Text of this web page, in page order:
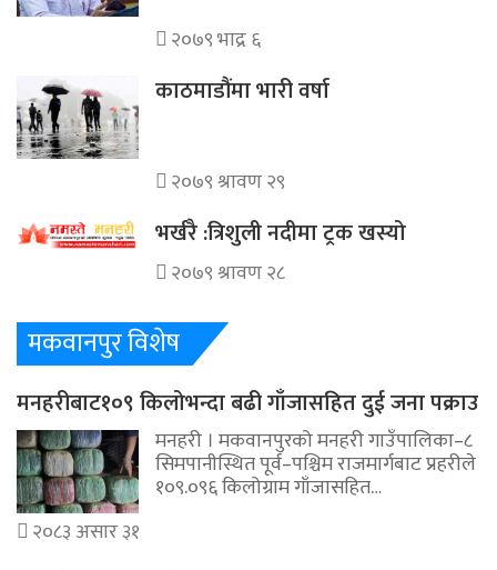
२०७९ भाद्र ६
काठमाडौंमा भारी वर्षा
२०७९ श्रावण २९
भर्खरै :त्रिशुली नदीमा ट्रक खस्यो
२०७९ श्रावण २८
मकवानपुर विशेष
मनहरीबाट१०९ किलोभन्दा बढी गाँजासहित दुई जना पक्राउ
मनहरी । मकवानपुरको मनहरी गाउँपालिका–८
सिमपानीस्थित पूर्व–पश्चिम राजमार्गबाट प्रहरीले
१०९.०९६ किलोग्राम गाँजासहित…
२०८३ असार ३१